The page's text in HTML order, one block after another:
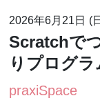
2026年6月21日 (
Scratchで
りプログ
praxiSpace